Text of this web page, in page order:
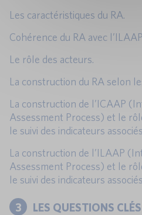
Les caractéristiques du RA.
Cohérence du RA avec
Le rôle des acteurs.
La construction du RA selon
La construction de l’ICAAP
Assessment Process) et le
le suivi des indicateurs
La construction de l’ILAAP
Assessment Process) et le
le suivi des indicateurs
3
LES QUESTIONS